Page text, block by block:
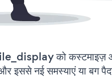
को
इससे नई समस्याएं या बग